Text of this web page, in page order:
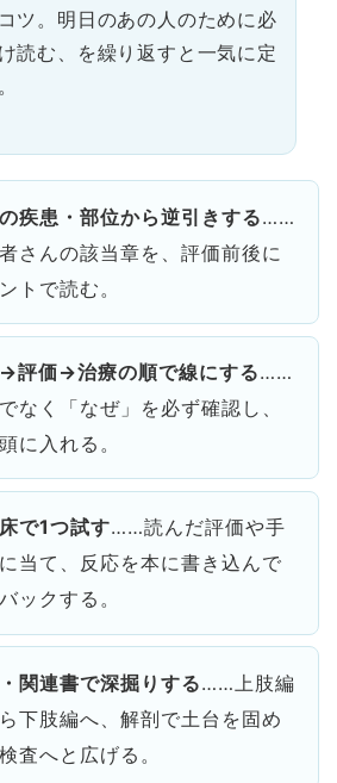
ツ。明日のあの人のために必
読む、を繰り返すと一気に定
疾患・部位から逆引きする……
さんの該当章を、評価前後に
トで読む。
評価→治療の順で線にする……
なく「なぜ」を必ず確認し、
に入れる。
で1つ試す……読んだ評価や手
当て、反応を本に書き込んで
ックする。
関連書で深掘りする……上肢編
下肢編へ、解剖で土台を固め
査へと広げる。